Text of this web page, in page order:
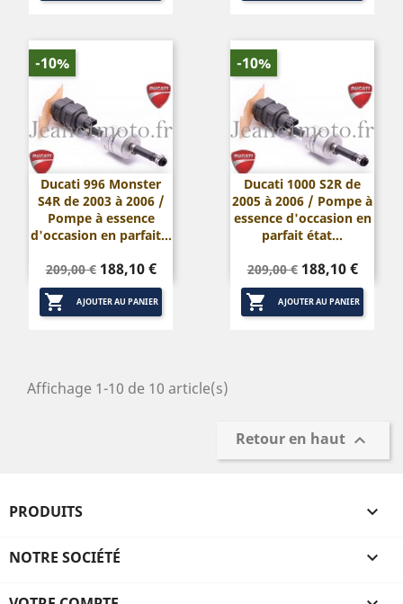
Ducati 996 Monster
S4R de 2003 à 2006 /
Pompe à essence
d'occasion en parfait...
Prix
de
base
209,00 € Prix
188,10 €
 AJOUTER AU PANIER
-10%
Ducati 1000 S2R de
2005 à 2006 / Pompe à
essence d'occasion en
parfait état...
Prix
de
base
209,00 € Prix
188,10 €
 AJOUTER AU PANIER
-10%
Affichage 1-10 de 10 article(s)
Retour en haut 
PRODUITS 
NOTRE SOCIÉTÉ 